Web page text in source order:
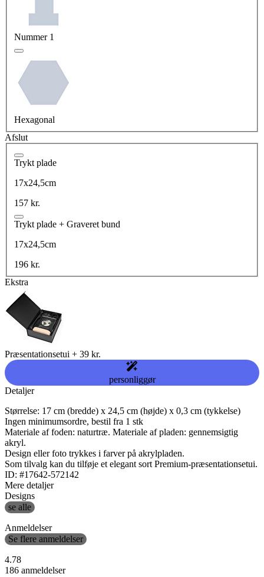
Nummer 1
Hexagonal
Afslut
Trykt plade
17x24,5cm
157 kr.
Trykt plade + Graveret bund
17x24,5cm
196 kr.
Ekstra
Præsentationsetui + 39 kr.
personliggør
Detaljer
Størrelse: 17 cm (bredde) x 24,5 cm (højde) x 0,3 cm (tykkelse)
Ingen minimumsordre, bestil fra 1 stk
Materiale af foden: naturtræ. Materiale af pladen: gennemsigtig
akryl.
Design eller foto trykkes i farver på akrylpladen.
Som tilvalg kan du tilføje et elegant sort Premium-præsentationsetui.
ID: #17642-572142
Mere detaljer
Designs
se alle
Anmeldelser
Se flere anmeldelser
4.78
186 anmeldelser